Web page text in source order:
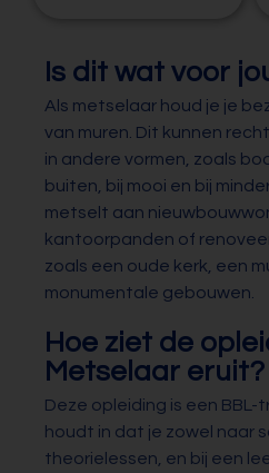
Is dit wat voor
Als metselaar houd je je
van muren. Dit kunnen
in andere vormen, zoals
buiten, bij mooi en bij
metselt aan
kantoorpanden of
zoals een oude kerk, een
monumentale gebouwen.
Hoe ziet de
Metselaar eruit?
Deze opleiding is een
houdt in dat je zowel naar
theorielessen, en bij een